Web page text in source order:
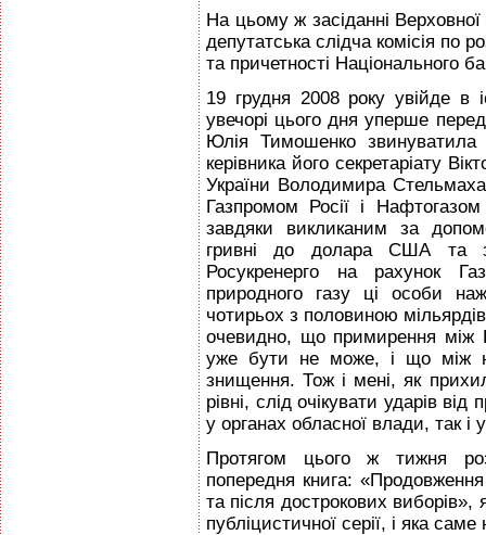
На цьому ж засіданні
депутатська слідча комісія по
та причетності Національного
19 грудня 2008 року увійде в
увечорі цього дня уперше
Юлія Тимошенко
керівника його секретаріату
України Володимира
Газпромом Росії і
завдяки викликаним за
гривні до долара США та
Росукренерго на рахунок
природного газу ці особи
чотирьох з половиною
очевидно, що примирення
уже бути не може, і що між
знищення. Тож і мені, як
рівні, слід очікувати ударів
у органах обласної влади, так і
Протягом цього ж тижня
попередня книга:
та після дострокових
публіцистичної серії, і яка